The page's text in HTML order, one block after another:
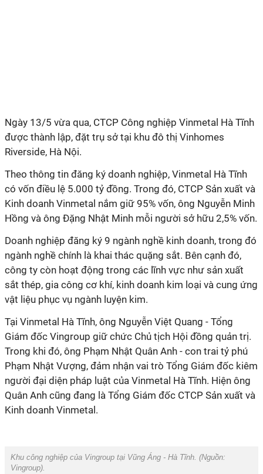
Ngày 13/5 vừa qua, CTCP Công nghiệp Vinmetal Hà Tĩnh
được thành lập, đặt trụ sở tại khu đô thị Vinhomes
Riverside, Hà Nội.
Theo thông tin đăng ký doanh nghiệp, Vinmetal Hà Tĩnh
có vốn điều lệ 5.000 tỷ đồng. Trong đó, CTCP Sản xuất và
Kinh doanh Vinmetal nắm giữ 95% vốn, ông Nguyễn Minh
Hồng và ông Đặng Nhật Minh mỗi người sở hữu 2,5% vốn.
Doanh nghiệp đăng ký 9 ngành nghề kinh doanh, trong đó
ngành nghề chính là khai thác quặng sắt. Bên cạnh đó,
công ty còn hoạt động trong các lĩnh vực như sản xuất
sắt thép, gia công cơ khí, kinh doanh kim loại và cung ứng
vật liệu phục vụ ngành luyện kim.
Tại Vinmetal Hà Tĩnh, ông Nguyễn Việt Quang - Tổng
Giám đốc Vingroup giữ chức Chủ tịch Hội đồng quản trị.
Trong khi đó, ông Phạm Nhật Quân Anh - con trai tỷ phú
Phạm Nhật Vượng, đảm nhận vai trò Tổng Giám đốc kiêm
người đại diện pháp luật của Vinmetal Hà Tĩnh. Hiện ông
Quân Anh cũng đang là Tổng Giám đốc CTCP Sản xuất và
Kinh doanh Vinmetal.
Khu công nghiệp của Vingroup tại Vũng Áng - Hà Tĩnh. (Nguồn:
Vingroup).